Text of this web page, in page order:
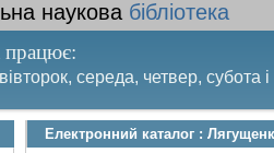
наукова бібліотека
працює:
середа, четвер, субота
– п’ятниця. Останній четвер
Електронний каталог :